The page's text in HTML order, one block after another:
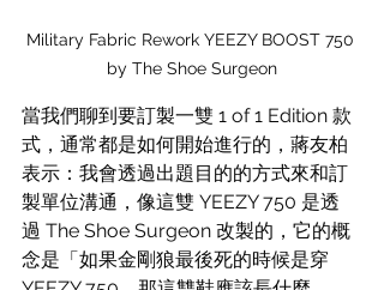
Military Fabric Rework YEEZY BOOST 750
by The Shoe Surgeon
當我們聊到要訂製一雙 1 of 1 Edition 款
式，通常都是如何開始進行的，蔣友柏
表示：我會透過出題目的的方式來和訂
製單位溝通，像這雙 YEEZY 750 是透
過 The Shoe Surgeon 改製的，它的概
念是「如果金剛狼最後死的時候是穿